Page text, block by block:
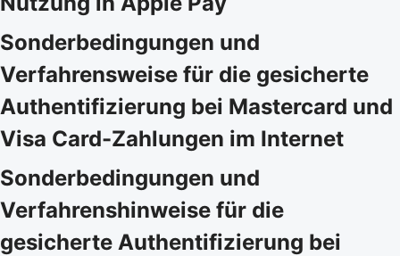
Sonderbedingungen und
Verfahrensweise für die gesicherte
Authentifizierung bei Mastercard und
Visa Card-Zahlungen im Internet
Sonderbedingungen und
Verfahrenshinweise für die
gesicherte Authentifizierung bei